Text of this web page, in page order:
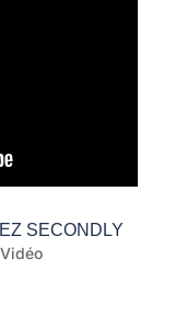
SECONDLY
Vidéo